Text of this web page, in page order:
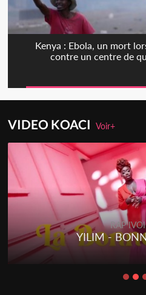
Kenya : Ebola, un mort
contre un centre de
VIDEO KOACIVoir+
RAP
YILIM -